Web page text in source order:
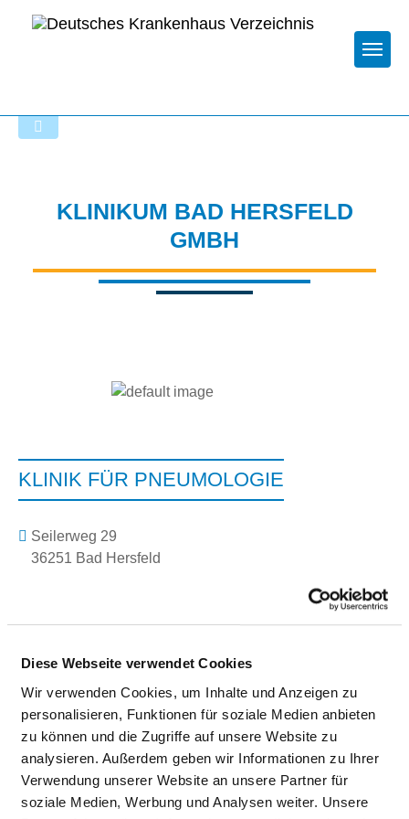
Diese Webseite verwendet Cookies
Wir verwenden Cookies, um Inhalte und Anzeigen zu
personalisieren, Funktionen für soziale Medien anbieten
zu können und die Zugriffe auf unsere Website zu
analysieren. Außerdem geben wir Informationen zu Ihrer
Verwendung unserer Website an unsere Partner für
soziale Medien, Werbung und Analysen weiter. Unsere
KLINIKUM BAD HERSFELD
GMBH
KLINIK FÜR PNEUMOLOGIE
Seilerweg 29
36251 Bad Hersfeld
Mit Notfallambulanz
Anfahrt
http://klinikum-bad-hersfeld.de
Ärztliche Leitung
Prof. Dr. med. Ulrich Wagner (Chefarzt)